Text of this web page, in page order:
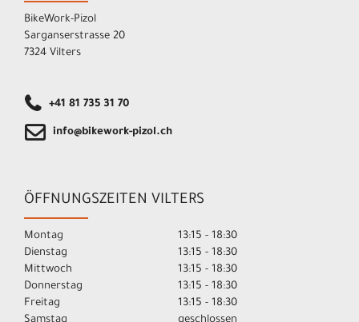
BikeWork-Pizol
Sarganserstrasse 20
7324 Vilters
+41 81 735 31 70
info@bikework-pizol.ch
ÖFFNUNGSZEITEN VILTERS
Montag
13:15 - 18:30
Dienstag
13:15 - 18:30
Mittwoch
13:15 - 18:30
Donnerstag
13:15 - 18:30
Freitag
13:15 - 18:30